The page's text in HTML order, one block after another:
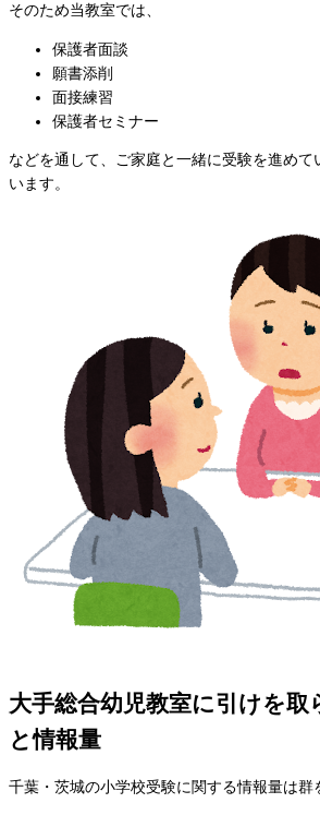
そのため当教室では、
保護者面談
願書添削
面接練習
保護者セミナー
などを通して、ご家庭と一緒に受験を進めて
います。
大手総合幼児教室に引けを取
と情報量
千葉・茨城の小学校受験に関する情報量は群